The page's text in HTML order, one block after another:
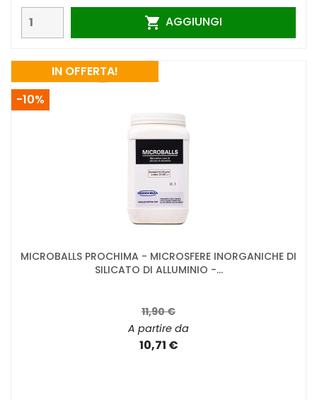
 AGGIUNGI
MICROBALLS PROCHIMA - MICROSFERE INORGANICHE DI
SILICATO DI ALLUMINIO -...
11,90 €
A partire da
10,71 €
IN OFFERTA!
-10%